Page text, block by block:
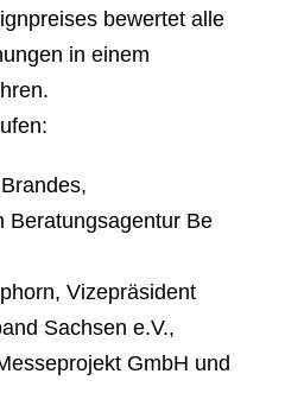
bewertet alle
in einem
Beratungsagentur Be
Vizepräsident
Sachsen e.V.,
GmbH und